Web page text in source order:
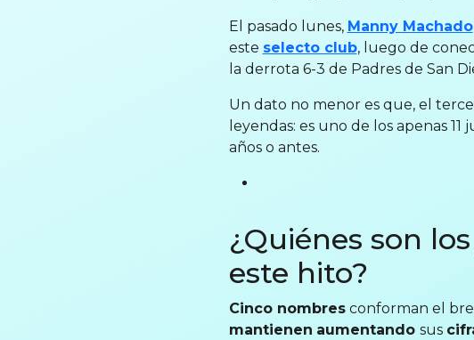
El pasado lunes, Manny Machado
este selecto club, luego de
la derrota 6-3 de Padres de San
Un dato no menor es que, el
leyendas: es uno de los apenas
años o antes.
¿Quiénes son
este hito?
Cinco nombresconforman el
mantienen aumentando sus